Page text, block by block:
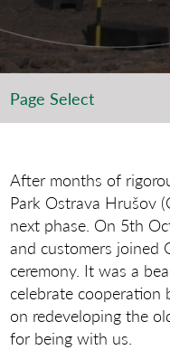
Page Select
After months of
Park Ostrava Hrušov
next phase. On 5th
and customers joined
ceremony. It was a
celebrate cooperation
on redeveloping the
for being with us.